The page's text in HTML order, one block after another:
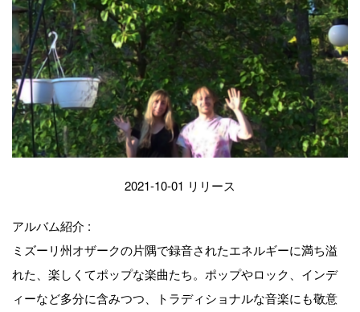
2021-10-01 リリース
アルバム紹介 :
ミズーリ州オザークの片隅で録音されたエネルギーに満ち溢
れた、楽しくてポップな楽曲たち。ポップやロック、インデ
ィーなど多分に含みつつ、トラディショナルな音楽にも敬意